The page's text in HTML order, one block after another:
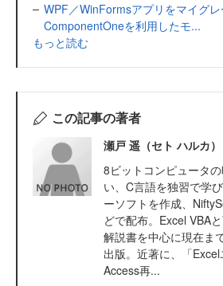
WPF／WinFormsアプリをマイグレ
ComponentOneを利用したモ...
もっと読む
この記事の著者
瀬戸 遥（セト ハルカ）
8ビットコンピュータ
い、C言語を独習で学
ーソフトを作成、
どで配布。Excel VBA
解説書を中心に現在ま
出版。近著に、「
Access再...